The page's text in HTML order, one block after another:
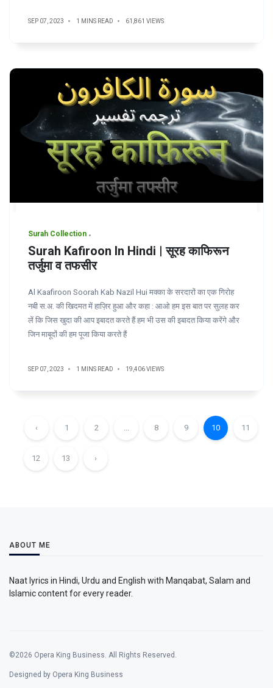
SEP 07, 2023 1 MINS READ 61,861 VIEWS
Surah Collection
Surah Kafiroon In Hindi | सूरह काफिरून
तर्जुमा व तफसीर
Al Kaafiroon Soorah Kab Nazil Hui मक्का के सरदारों का एक गिरोह
नबी स.अ. की खिदमत में हाज़िर हुआ और कहा : आओ हम इस बात पर सुलह कर
लें कि जिस खुदा की आप इबादत करते हैं हम भी उस की इबादत किया करेंगे और
जिन माबूदों की हम पूजा किया करते हैं
SEP 07, 2023 1 MINS READ 19,406 VIEWS
‹ 1 2 8 9 10 11
12 13 ›
ABOUT ME
Naat lyrics in Hindi, Urdu and English with Manqabat, Salam and
Islamic content for every reader.
©2026 Opera King Business. All Rights Reserved.
Designed by Opera King Business